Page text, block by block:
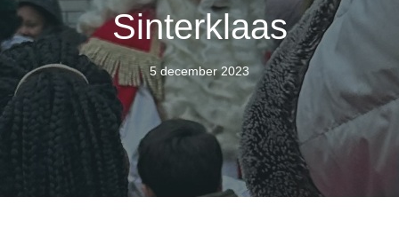
Sinterklaas
5 december 2023